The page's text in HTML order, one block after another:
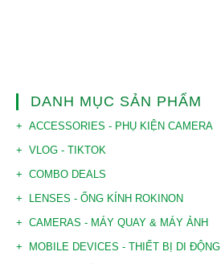
DANH MỤC SẢN PHẨM
ACCESSORIES - PHỤ KIỆN CAMERA
VLOG - TIKTOK
COMBO DEALS
LENSES - ỐNG KÍNH ROKINON
CAMERAS - MÁY QUAY & MÁY ẢNH
MOBILE DEVICES - THIẾT BỊ DI ĐỘNG